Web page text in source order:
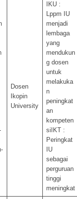
Dosen
Ikopin
University
IKU :
Lppm IU
menjadi
lembaga
yang
mendukun
g dosen
untuk
melakuka
n
peningkat
an
kompeten
siIKT :
Peringkat
IU
sebagai
perguruan
tinggi
meningkat